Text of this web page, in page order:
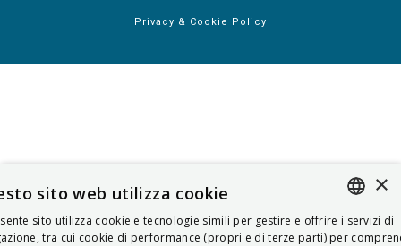
Privacy & Cookie Policy
ITALIAN
×
sito web utilizza cookie
sito utilizza cookie e tecnologie simili per gestire e offrire i servizi di
tra cui cookie di performance (propri e di terze parti) per